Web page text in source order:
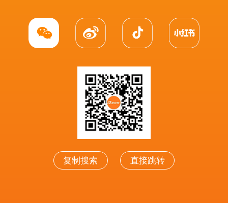
复制搜索 直接跳转